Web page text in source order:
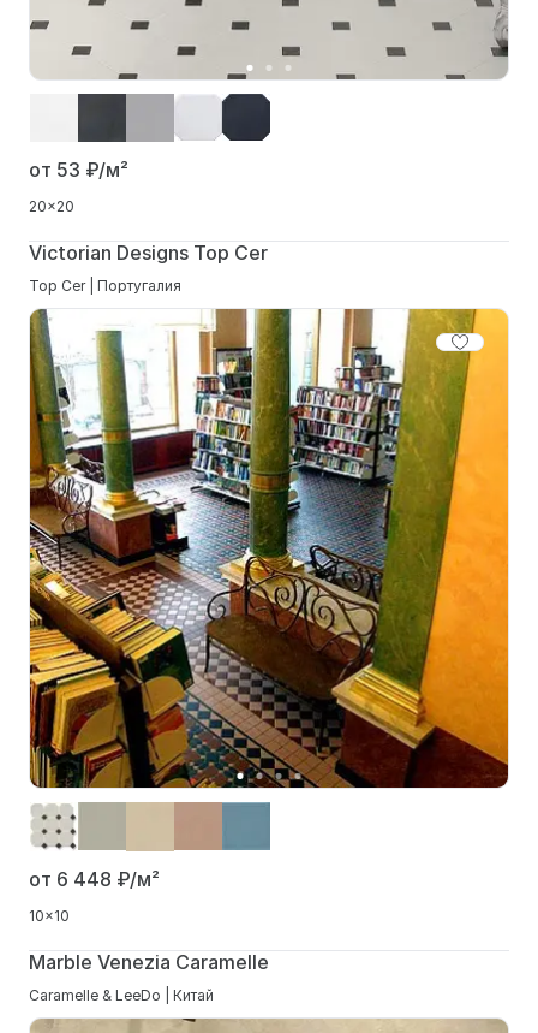
от 53 ₽/м²
20x20
Victorian Designs Top Cer
Top Cer | Португалия
от 6 448 ₽/м²
10x10
Marble Venezia Caramelle
Caramelle & LeeDo | Китай